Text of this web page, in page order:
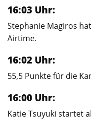
16:03 Uhr:
Stephanie Magiros
Airtime.
16:02 Uhr:
55,5 Punkte für die
16:00 Uhr:
Katie Tsuyuki startet